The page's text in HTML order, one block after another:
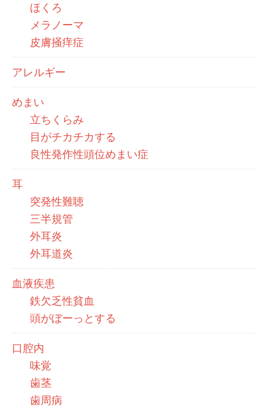
ほくろ
メラノーマ
皮膚掻痒症
アレルギー
めまい
立ちくらみ
目がチカチカする
良性発作性頭位めまい症
耳
突発性難聴
三半規管
外耳炎
外耳道炎
血液疾患
鉄欠乏性貧血
頭がぼーっとする
口腔内
味覚
歯茎
歯周病